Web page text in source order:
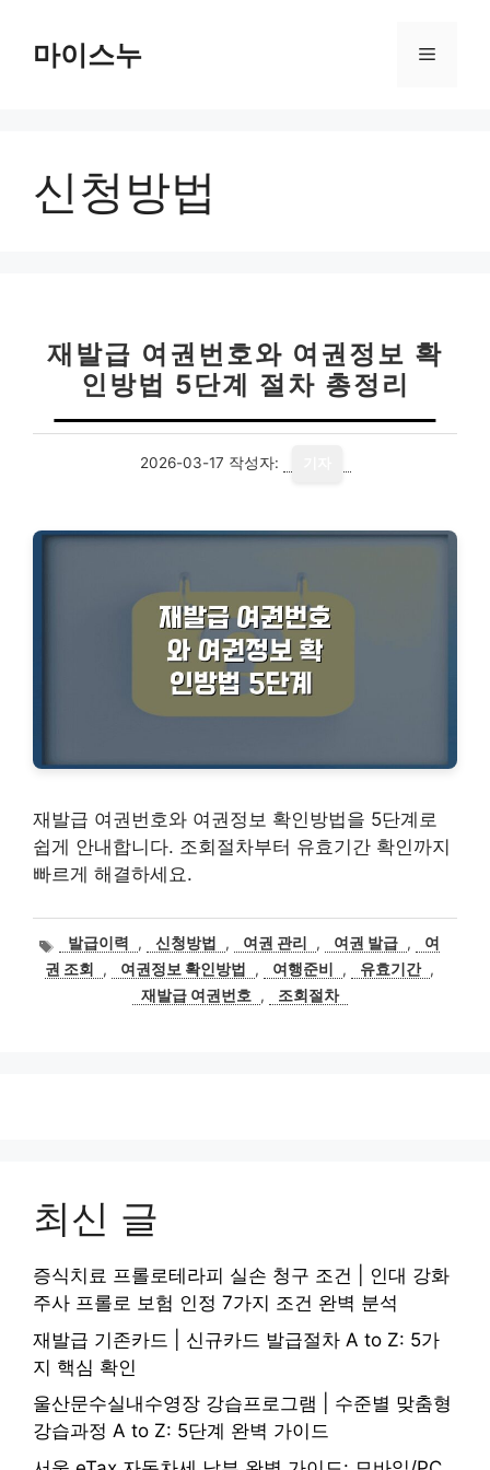
마이스누 메
신청방법
재발급 여권번호와 여권정보 확
인방법 5단계 절차 총정리
2026-03-17 작성자:
재발급 여권번호와 여권정보 확인방법을 5단계로
쉽게 안내합니다. 조회절차부터 유효기간 확인까지
빠르게 해결하세요.
태
그
발급이력 , 신청방법 , 여권 관리 , 여권 발급 ,
여
권 조회
, 여권정보 확인방법 , 여행준비 , 유효기간 ,
재발급 여권번호 , 조회절차
최신 글
증식치료 프롤로테라피 실손 청구 조건 | 인대 강화
주사 프롤로 보험 인정 7가지 조건 완벽 분석
재발급 기존카드 | 신규카드 발급절차 A to Z: 5가
지 핵심 확인
울산문수실내수영장 강습프로그램 | 수준별 맞춤형
강습과정 A to Z: 5단계 완벽 가이드